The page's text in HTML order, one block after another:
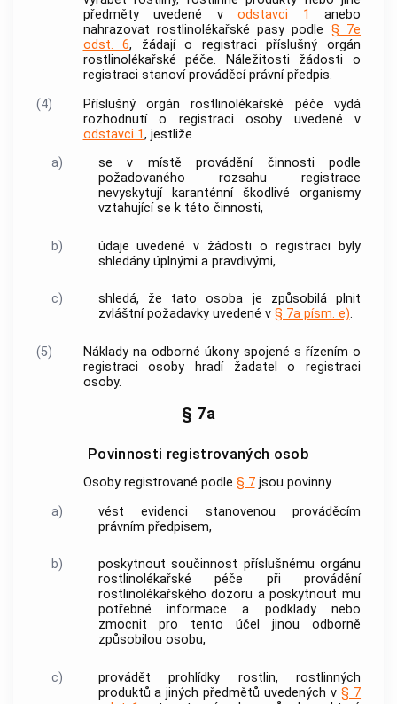
předmětyuvedené v odstavci 1
anebo
nahrazovat rostlinolékařské pasy podle § 7e
odst. 6, žádají o registraci příslušný orgán
rostlinolékařské péče. Náležitosti žádosti o
registraci stanoví prováděcí právní předpis.
(4)
Příslušný orgánrostlinolékařské péče vydá
rozhodnutí o registraci osoby uvedené v
odstavci 1, jestliže
a)
se v místě provádění činnosti podle
požadovaného rozsahu registrace
nevyskytují
karanténní škodlivé organismy
vztahující se k této činnosti,
b)
údaje uvedené v žádosti o registraci byly
shledány úplnými a pravdivými,
c)
shledá, že tato osoba je způsobilá plnit
zvláštní požadavky uvedené v § 7a písm. e).
(5)
Náklady na odborné úkony spojené s řízením o
registraci osoby hradí žadatel o registraci
osoby.
§ 7a
Povinnosti registrovaných osob
Osoby registrované podle § 7jsou povinny
a)
vést evidenci stanovenou prováděcím
právním předpisem,
b)
poskytnout součinnost příslušnému orgánu
rostlinolékařské péče při provádění
rostlinolékařského dozoru a poskytnout mu
potřebné informace a podklady nebo
zmocnit pro tento účel jinou odborně
způsobilou osobu,
c) provádět prohlídky rostlin,rostlinných
produktů ajiných předmětů uvedených v§ 7